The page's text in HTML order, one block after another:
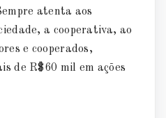
atenta aos
a cooperativa, ao
e cooperados,
de R$60 mil em ações